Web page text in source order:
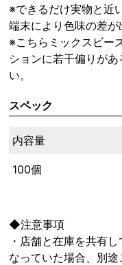
※できるだけ実物と近
端末により色味の差が
※こちらミックスビー
ションに若干偏りが
い。
スペック
内容量
100個
◆注意事項
・店舗と在庫を共有
なっていた場合、別途